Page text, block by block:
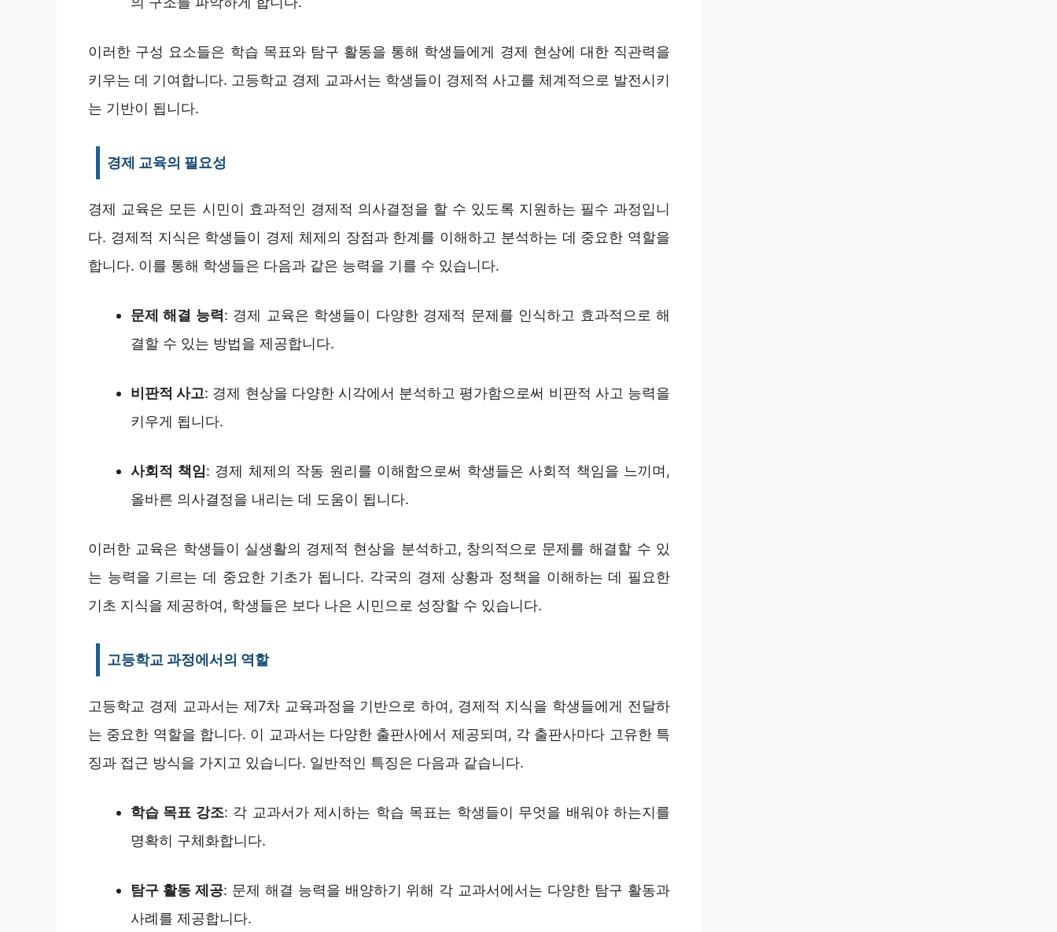
이러한 구성 요소들은 학습 목표와 탐구 활동을 통해 학생들에게 경제 현상에 대한 직관력을
키우는 데 기여합니다. 고등학교 경제 교과서는 학생들이 경제적 사고를 체계적으로 발전시키
는 기반이 됩니다.
경제 교육의 필요성
경제 교육은 모든 시민이 효과적인 경제적 의사결정을 할 수 있도록 지원하는 필수 과정입니
다. 경제적 지식은 학생들이 경제 체제의 장점과 한계를 이해하고 분석하는 데 중요한 역할을
합니다. 이를 통해 학생들은 다음과 같은 능력을 기를 수 있습니다.
문제 해결 능력 : 경제 교육은 학생들이 다양한 경제적 문제를 인식하고 효과적으로 해
결할 수 있는 방법을 제공합니다.
비판적 사고: 경제 현상을 다양한 시각에서 분석하고 평가함으로써 비판적 사고 능력을
키우게 됩니다.
사회적 책임 : 경제 체제의 작동 원리를 이해함으로써 학생들은 사회적 책임을 느끼며,
올바른 의사결정을 내리는 데 도움이 됩니다.
이러한 교육은 학생들이 실생활의 경제적 현상을 분석하고, 창의적으로 문제를 해결할 수 있
는 능력을 기르는 데 중요한 기초가 됩니다. 각국의 경제 상황과 정책을 이해하는 데 필요한
기초 지식을 제공하여, 학생들은 보다 나은 시민으로 성장할 수 있습니다.
고등학교 과정에서의 역할
고등학교 경제 교과서는 제7차 교육과정을 기반으로 하여, 경제적 지식을 학생들에게 전달하
는 중요한 역할을 합니다. 이 교과서는 다양한 출판사에서 제공되며, 각 출판사마다 고유한 특
징과 접근 방식을 가지고 있습니다. 일반적인 특징은 다음과 같습니다.
학습 목표 강조: 각 교과서가 제시하는 학습 목표는 학생들이 무엇을 배워야 하는지를
명확히 구체화합니다.
탐구 활동 제공: 문제 해결 능력을 배양하기 위해 각 교과서에서는 다양한 탐구 활동과
사례를 제공합니다.